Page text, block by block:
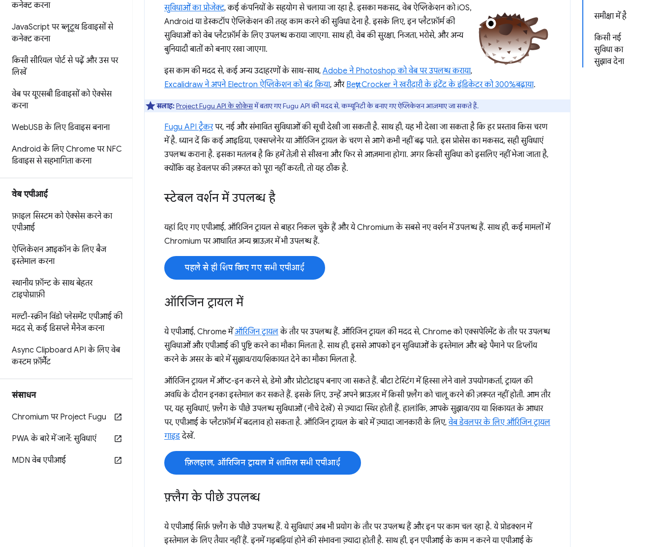
कनेक्ट करना
JavaScript पर ब्लूटूथ डिवाइसों से
कनेक्ट करना
किसी सीरियल पोर्ट से पढ़ें और उस पर
लिखें
वेब पर यूएसबी डिवाइसों को ऐक्सेस
करना
WebUSB के लिए डिवाइस बनाना
Android के लिए Chrome पर NFC
डिवाइस से सहभागिता करना
वेब एपीआई
फ़ाइल सिस्टम को ऐक्सेस करने का
एपीआई
ऐप्लिकेशन आइकॉन के लिए बैज
इस्तेमाल करना
स्थानीय फ़ॉन्ट के साथ बेहतर
टाइपोग्राफ़ी
मल्टी-स्क्रीन विंडो प्लेसमेंट एपीआई की
मदद से,कई डिसप्ले मैनेज करना
Async Clipboard API के लिए वेब
कस्टम फ़ॉर्मैट
संसाधन
Chromium पर Project Fugu
PWA के बारे में जानें: सुविधाएं
MDN वेब एपीआई
समीक्षा में है
किसी नई
सुविधा का
सुझाव देना
सुविधाओं का प्रोजेक्ट, कई कंपनियों के सहयोग से चलाया जा रहा है. इसका मकसद, वेब ऐप्लिकेशन को iOS,
Android या डेस्कटॉप ऐप्लिकेशन की तरह काम करने की सुविधा देना है. इसके लिए, इन प्लैटफ़ॉर्म की
सुविधाओं को वेब प्लैटफ़ॉर्म के लिए उपलब्ध कराया जाएगा. साथ ही, वेब की सुरक्षा, निजता, भरोसे, और अन्य
बुनियादी बातों को बनाए रखा जाएगा.
इस काम की मदद से, कई अन्य उदाहरणों के साथ-साथ, Adobe ने Photoshop को वेब पर उपलब्ध कराया,
Excalidraw ने अपने Electron ऐप्लिकेशन को बंद किया, और Betty Crocker ने खरीदारी के इंटेंट के इंडिकेटर को 300%बढ़ाया.
सलाह:Project Fugu API के शोकेसमें बताए गए Fugu API की मदद से, कम्यूनिटी के बनाए गए ऐप्लिकेशन आज़माए जा सकते हैं.
Fugu API ट्रैकरपर, नई और संभावित सुविधाओं की सूची देखी जा सकती है. साथ ही, यह भी देखा जा सकता है कि हर प्रस्ताव किस चरण
में है. ध्यान दें कि कई आइडिया, एक्सप्लेनेर या ऑरिजिन ट्रायल के चरण से आगे कभी नहीं बढ़ पाते. इस प्रोसेस का मकसद, सही सुविधाएं
उपलब्ध कराना है. इसका मतलब है कि हमें तेज़ी से सीखना और फिर से आज़माना होगा. अगर किसी सुविधा को इसलिए नहीं भेजा जाता है,
क्योंकि वह डेवलपर की ज़रूरत को पूरा नहीं करती, तो यह ठीक है.
स्टेबल वर्शन में उपलब्ध है
यहां दिए गए एपीआई, ऑरिजिन ट्रायल से बाहर निकल चुके हैं और ये Chromium के सबसे नए वर्शन में उपलब्ध हैं. साथ ही, कई मामलों में
Chromium पर आधारित अन्य ब्राउज़र में भी उपलब्ध हैं.
पहले से ही शिप किए गए सभी एपीआई
ऑरिजिन ट्रायल में
ये एपीआई, Chrome मेंऑरिजिन ट्रायलके तौर पर उपलब्ध हैं. ऑरिजिन ट्रायल की मदद से, Chrome को एक्सपेरिमेंट के तौर पर उपलब्ध
सुविधाओं और एपीआई की पुष्टि करने का मौका मिलता है. साथ ही, इससे आपको इन सुविधाओं के इस्तेमाल और बड़े पैमाने पर डिप्लॉय
करने के असर के बारे में सुझाव/राय/शिकायत देने का मौका मिलता है.
ऑरिजिन ट्रायल में ऑप्ट-इन करने से, डेमो और प्रोटोटाइप बनाए जा सकते हैं. बीटा टेस्टिंग में हिस्सा लेने वाले उपयोगकर्ता, ट्रायल की
अवधि के दौरान इनका इस्तेमाल कर सकते हैं. इसके लिए, उन्हें अपने ब्राउज़र में किसी फ़्लैग को चालू करने की ज़रूरत नहीं होती. आम तौर
पर, यह सुविधाएं, फ़्लैग के पीछे उपलब्ध सुविधाओं (नीचे देखें) से ज़्यादा स्थिर होती हैं. हालांकि, आपके सुझाव/राय या शिकायत के आधार
पर, एपीआई के प्लैटफ़ॉर्म में बदलाव हो सकता है. ऑरिजिन ट्रायल के बारे में ज़्यादा जानकारी के लिए,वेब डेवलपर के लिए ऑरिजिन ट्रायल
गाइडदेखें.
फ़िलहाल, ऑरिजिन ट्रायल में शामिल सभी एपीआई
फ़्लैग के पीछे उपलब्ध
ये एपीआई सिर्फ़ फ़्लैग के पीछे उपलब्ध हैं. ये सुविधाएं अब भी प्रयोग के तौर पर उपलब्ध हैं और इन पर काम चल रहा है. ये प्रोडक्शन में
इस्तेमाल के लिए तैयार नहीं हैं. इनमें गड़बड़ियां होने की संभावना ज़्यादा होती है. साथ ही, इन एपीआई के काम न करने या एपीआई के